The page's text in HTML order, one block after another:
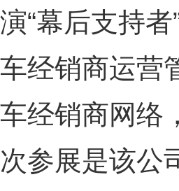
演“幕后支持
车经销商运营
车经销商网络
次参展是该公